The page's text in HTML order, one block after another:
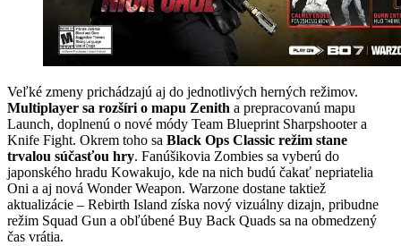
Veľké zmeny prichádzajú aj do jednotlivých herných režimov.
Multiplayer sa rozšíri o mapu Zenith a prepracovanú mapu
Launch, doplnenú o nové módy Team Blueprint Sharpshooter a
Knife Fight. Okrem toho sa Black Ops Classic režim stane
trvalou súčasťou hry. Fanúšikovia Zombies sa vyberú do
japonského hradu Kowakujo, kde na nich budú čakať nepriatelia
Oni a aj nová Wonder Weapon. Warzone dostane taktiež
aktualizácie – Rebirth Island získa nový vizuálny dizajn, pribudne
režim Squad Gun a obľúbené Buy Back Quads sa na obmedzený
čas vrátia.